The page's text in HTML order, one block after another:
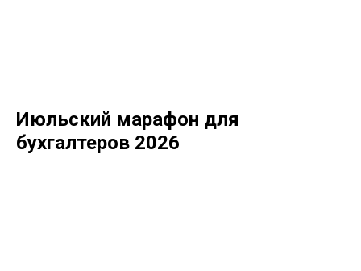
Июльский марафон для
бухгалтеров 2026